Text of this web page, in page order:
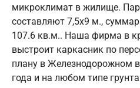
микроклимат в жилище.
составляют 7,5х9 м.,
107.6 кв.м.. Наша фирма в
выстроит каркасник по
плану в Железнодорожном
года и на любом типе